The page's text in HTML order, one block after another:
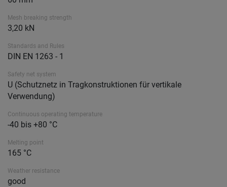
Mesh breaking strength
3,20 kN
Standards and Rules
DIN EN 1263 - 1
Safety net system
U (Schutznetz in Tragkonstruktionen für vertikale
Verwendung)
Continuous operating temperature
-40 bis +80 °C
Melting point
165 °C
Weather resistance
good